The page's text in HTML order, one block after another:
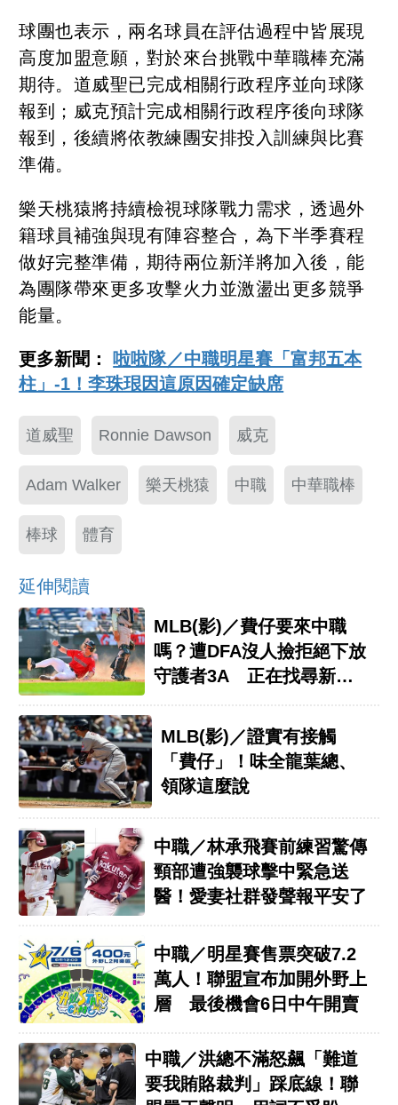
球團也表示，兩名球員在評估過程中皆展現
高度加盟意願，對於來台挑戰中華職棒充滿
期待。道威聖已完成相關行政程序並向球隊
報到；威克預計完成相關行政程序後向球隊
報到，後續將依教練團安排投入訓練與比賽
準備。
樂天桃猿將持續檢視球隊戰力需求，透過外
籍球員補強與現有陣容整合，為下半季賽程
做好完整準備，期待兩位新洋將加入後，能
為團隊帶來更多攻擊火力並激盪出更多競爭
能量。
更多新聞： 啦啦隊／中職明星賽「富邦五本
柱」-1！李珠珢因這原因確定缺席
道威聖 Ronnie Dawson 威克
Adam Walker 樂天桃猿 中職 中華職棒
棒球 體育
延伸閱讀
MLB(影)／費仔要來中職
嗎？遭DFA沒人撿拒絕下放
守護者3A 正在找尋新東
MLB(影)／證實有接觸
「費仔」！味全龍葉總、
領隊這麼說
中職／林承飛賽前練習驚傳
頸部遭強襲球擊中緊急送
醫！愛妻社群發聲報平安了
中職／明星賽售票突破7.2
萬人！聯盟宣布加開外野上
層 最後機會6日中午開賣
中職／洪總不滿怒飆「難道
要我賄賂裁判」踩底線！聯